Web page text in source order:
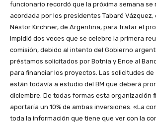
funcionario recordó que la próxima semana se
acordada por los presidentes Tabaré Vázquez,
Néstor Kirchner, de Argentina, para tratar el
impidió dos veces que se celebre la primera
comisión, debido al intento del Gobierno
préstamos solicitados por Botnia y Ence al
para financiar los proyectos. Las solicitudes de
están todavía a estudio del BM que deberá
diciembre. De todas formas esta organización
aportaría un 10% de ambas inversiones. «La
toda la información que tiene que ver con la